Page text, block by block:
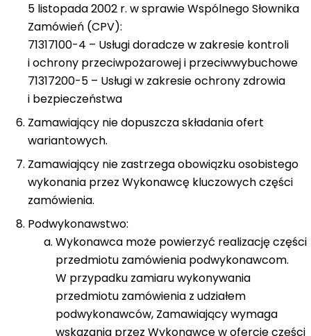
5 listopada 2002 r. w sprawie Wspólnego Słownika
Zamówień (CPV):
71317100-4 – Usługi doradcze w zakresie kontroli
i ochrony przeciwpożarowej i przeciwwybuchowe
71317200-5 – Usługi w zakresie ochrony zdrowia
i bezpieczeństwa
Zamawiający nie dopuszcza składania ofert
wariantowych.
Zamawiający nie zastrzega obowiązku osobistego
wykonania przez Wykonawcę kluczowych części
zamówienia.
Podwykonawstwo:
Wykonawca może powierzyć realizację części
przedmiotu zamówienia podwykonawcom.
W przypadku zamiaru wykonywania
przedmiotu zamówienia z udziałem
podwykonawców, Zamawiający wymaga
wskazania przez Wykonawcę w ofercie części